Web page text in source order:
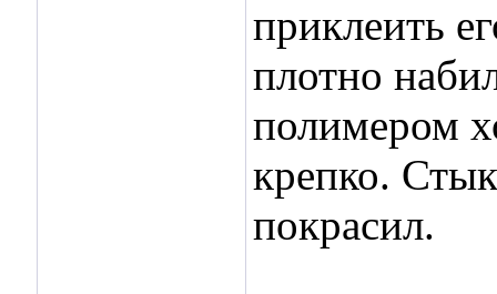
приклеить
плотно
полимером
крепко.
покрасил.